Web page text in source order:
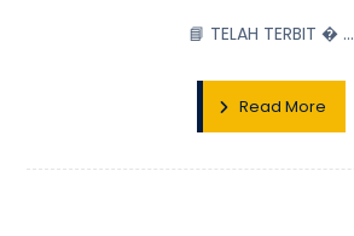
📘 TELAH TERBIT � ...
Read More